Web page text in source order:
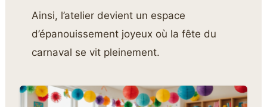
Ainsi, l’atelier devient un espace
d’épanouissement joyeux où la fête du
carnaval se vit pleinement.